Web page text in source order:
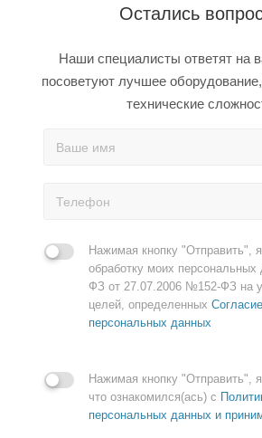
Остались
Наши специалисты ответят на
посоветуют лучшее
технические
Нажимая кнопку "Отправить",
обработку моих персональных
ФЗ от 27.07.2006 №152-ФЗ на
целей, определенных
персональных данных
Нажимая кнопку "Отправить",
что ознакомился(ась) с
персональных данных и